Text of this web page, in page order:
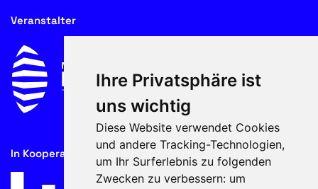
Ihre Privatsphäre ist
uns wichtig
Diese Website verwendet Cookies
und andere Tracking-Technologien,
um Ihr Surferlebnis zu folgenden
Zwecken zu verbessern: um
Veranstalter
In Kooperation mit